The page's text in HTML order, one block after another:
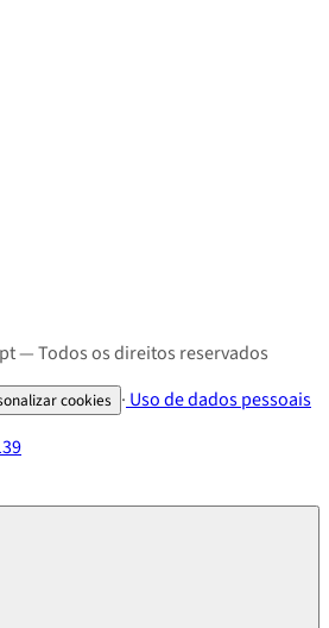
— Todos os direitos reservados
cookies · Uso de dados pessoais